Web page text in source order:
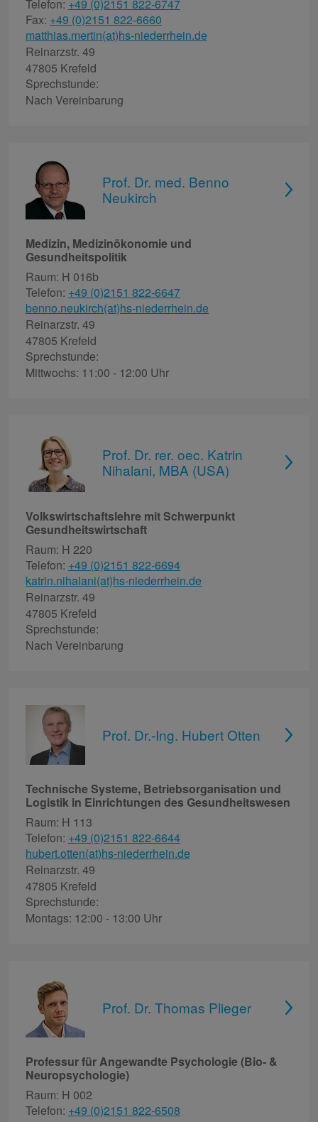
Telefon: +49 (0)2151 822-6747
Fax: +49 (0)2151 822-6660
matthias.mertin(at)hs-niederrhein.de
Reinarzstr. 49
47805 Krefeld
Sprechstunde:
Nach Vereinbarung
Prof. Dr. med. Benno
Neukirch
Medizin, Medizinökonomie und
Gesundheitspolitik
Raum: H 016b
Telefon: +49 (0)2151 822-6647
benno.neukirch(at)hs-niederrhein.de
Reinarzstr. 49
47805 Krefeld
Sprechstunde:
Mittwochs: 11:00 - 12:00 Uhr
Prof. Dr. rer. oec. Katrin
Nihalani, MBA (USA)
Volkswirtschaftslehre mit Schwerpunkt
Gesundheitswirtschaft
Raum: H 220
Telefon: +49 (0)2151 822-6694
katrin.nihalani(at)hs-niederrhein.de
Reinarzstr. 49
47805 Krefeld
Sprechstunde:
Nach Vereinbarung
Prof. Dr.-Ing. Hubert Otten
Technische Systeme, Betriebsorganisation und
Logistik in Einrichtungen des Gesundheitswesen
Raum: H 113
Telefon: +49 (0)2151 822-6644
hubert.otten(at)hs-niederrhein.de
Reinarzstr. 49
47805 Krefeld
Sprechstunde:
Montags: 12:00 - 13:00 Uhr
Prof. Dr. Thomas Plieger
Professur für Angewandte Psychologie (Bio- &
Neuropsychologie)
Raum: H 002
Telefon: +49 (0)2151 822-6508